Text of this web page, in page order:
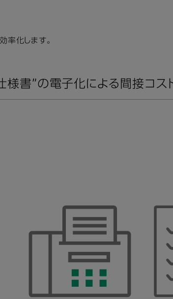
率化します。
様書”の電子化による間接コス